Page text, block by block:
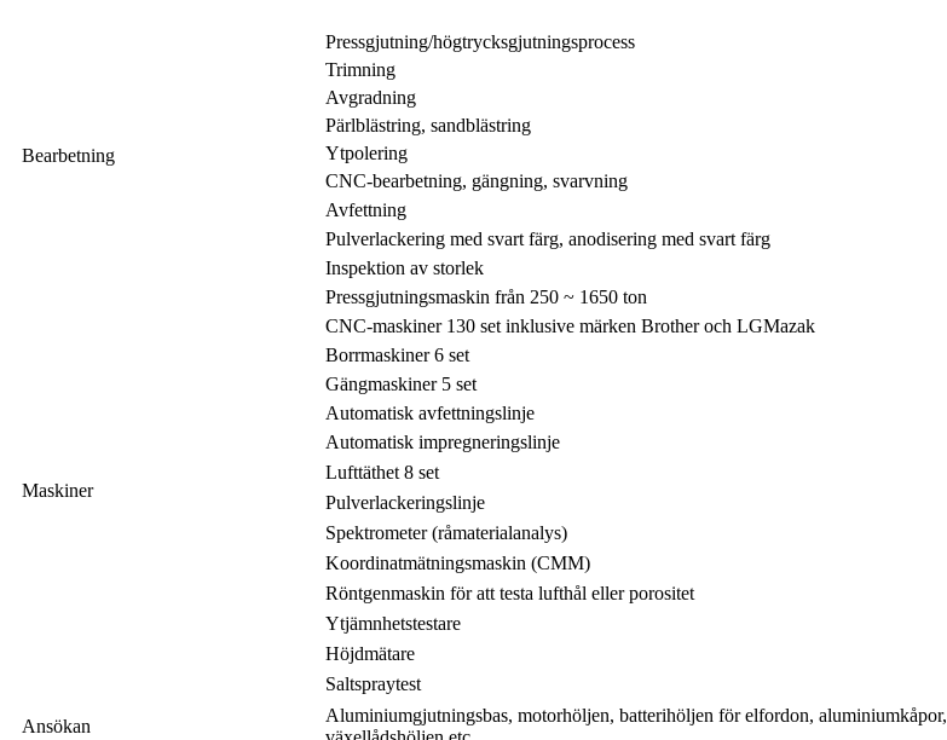
Bearbetning
Pressgjutning/högtrycksgjutningsprocess
Trimning
Avgradning
Pärlblästring, sandblästring
Ytpolering
CNC-bearbetning, gängning, svarvning
Avfettning
Pulverlackering med svart färg, anodisering med svart färg
Inspektion av storlek
Maskiner
Pressgjutningsmaskin från 250 ~ 1650 ton
CNC-maskiner 130 set inklusive märken Brother och LGMazak
Borrmaskiner 6 set
Gängmaskiner 5 set
Automatisk avfettningslinje
Automatisk impregneringslinje
Lufttäthet 8 set
Pulverlackeringslinje
Spektrometer (råmaterialanalys)
Koordinatmätningsmaskin (CMM)
Röntgenmaskin för att testa lufthål eller porositet
Ytjämnhetstestare
Höjdmätare
Saltspraytest
Ansökan
Aluminiumgjutningsbas, motorhöljen, batterihöljen för elfordon, aluminiumkåpor,